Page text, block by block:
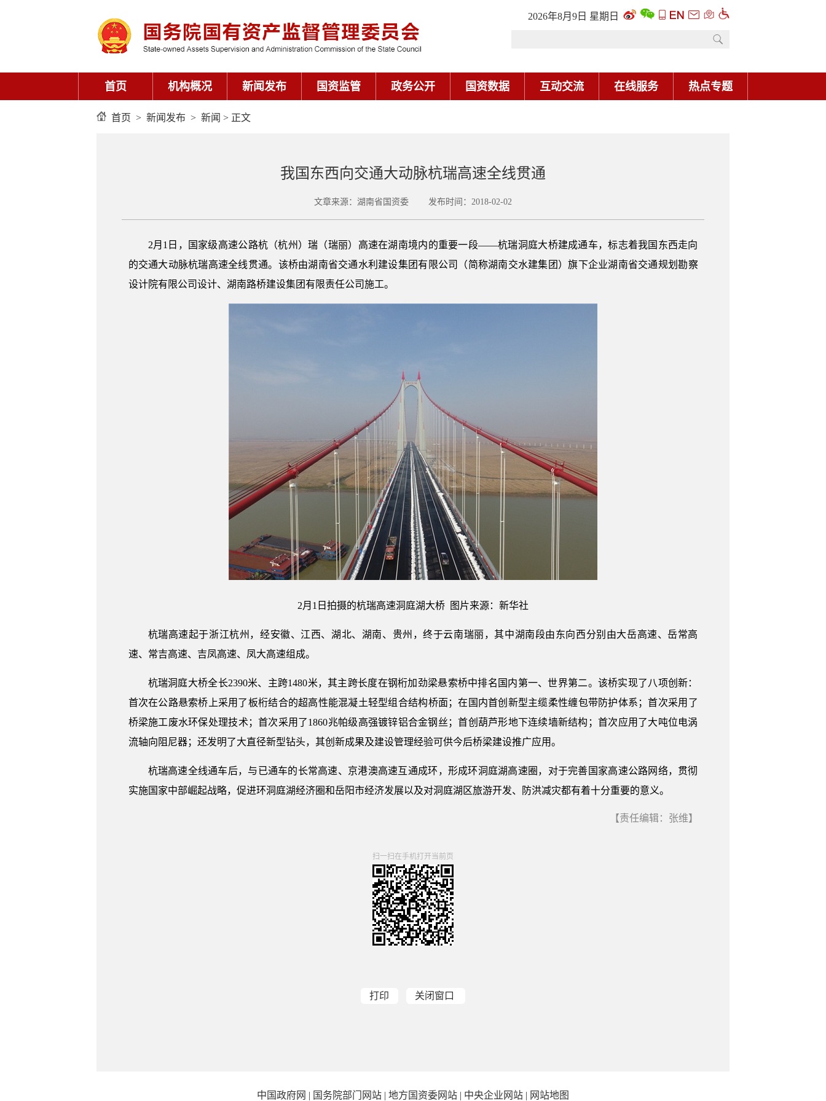
2026年8月9日 星期日
首页 机构概况 新闻发布 国资监管 政务公开 国资数据 互动交流 在线服务 热点专题
首页 > 新闻发布 > 新闻 > 正文
我国东西向交通大动脉杭瑞高速全线贯通
文章来源：湖南省国资委 发布时间：2018-02-02
2月1日，国家级高速公路杭（杭州）瑞（瑞丽）高速在湖南境内的重要一段——杭瑞洞庭大桥建成通车，标志着我国东西走向
的交通大动脉杭瑞高速全线贯通。该桥由湖南省交通水利建设集团有限公司（简称湖南交水建集团）旗下企业湖南省交通规划勘察
设计院有限公司设计、湖南路桥建设集团有限责任公司施工。
2月1日拍摄的杭瑞高速洞庭湖大桥 图片来源：新华社
杭瑞高速起于浙江杭州，经安徽、江西、湖北、湖南、贵州，终于云南瑞丽，其中湖南段由东向西分别由大岳高速、岳常高
速、常吉高速、吉凤高速、凤大高速组成。
杭瑞洞庭大桥全长2390米、主跨1480米，其主跨长度在钢桁加劲梁悬索桥中排名国内第一、世界第二。该桥实现了八项创新：
首次在公路悬索桥上采用了板桁结合的超高性能混凝土轻型组合结构桥面；在国内首创新型主缆柔性缠包带防护体系；首次采用了
桥梁施工废水环保处理技术；首次采用了1860兆帕级高强镀锌铝合金钢丝；首创葫芦形地下连续墙新结构；首次应用了大吨位电涡
流轴向阻尼器；还发明了大直径新型钻头，其创新成果及建设管理经验可供今后桥梁建设推广应用。
杭瑞高速全线通车后，与已通车的长常高速、京港澳高速互通成环，形成环洞庭湖高速圈，对于完善国家高速公路网络，贯彻
实施国家中部崛起战略，促进环洞庭湖经济圈和岳阳市经济发展以及对洞庭湖区旅游开发、防洪减灾都有着十分重要的意义。
【责任编辑：张维】
扫一扫在手机打开当前页
打印 关闭窗口